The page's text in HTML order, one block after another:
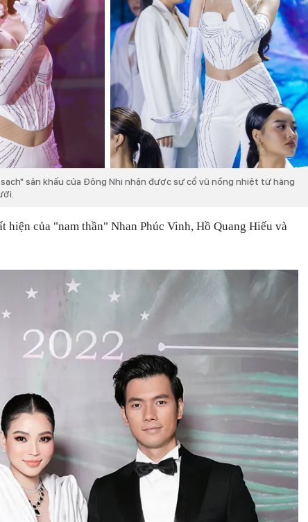
sân khấu của Đông Nhi nhận được sự cổ vũ nồng nhiệt từ hàng
hiện của "nam thần" Nhan Phúc Vinh, Hồ Quang Hiếu và